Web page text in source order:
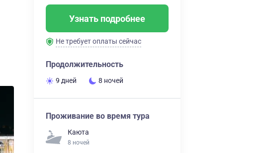
Узнать подробнее
Не требует оплаты сейчас
Продолжительность
9 дней 8 ночей
Проживание во время тура
Каюта
8 ночей